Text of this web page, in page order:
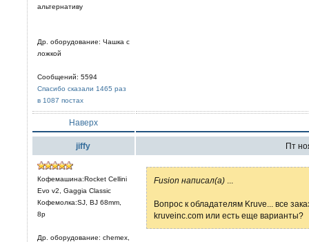
альтернативу
Др. оборудование: Чашка с
ложкой
Сообщений: 5594
Спасибо сказали 1465 раз
в 1087 постах
Наверх
jiffy Пт
Кофемашина:Rocket Cellini
Evo v2, Gaggia Classic
Кофемолка:SJ, BJ 68mm,
8р
Др. оборудование: chemex,
Fusion написал(а)
Вопрос к обладателям Kruve... все
kruveinc.com или есть еще варианты?